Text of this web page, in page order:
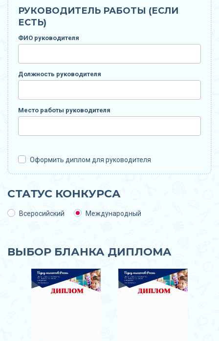
РУКОВОДИТЕЛЬ РАБОТЫ (ЕСЛИ
ЕСТЬ)
ФИО руководителя
Должность руководителя
Место работы руководителя
Оформить диплом для руководителя
СТАТУС КОНКУРСА
Всеросийский Международный
ВЫБОР БЛАНКА ДИПЛОМА